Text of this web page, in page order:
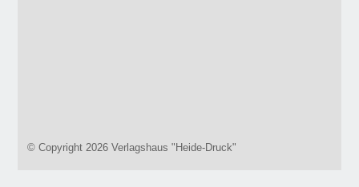
© Copyright 2026 Verlagshaus "Heide-Druck"